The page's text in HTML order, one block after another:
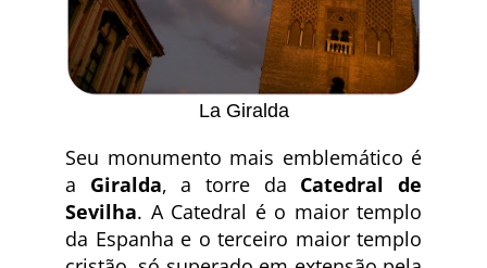
La Giralda
Seu monumento mais emblemático é
a Giralda, a torre da Catedral de
Sevilha. A Catedral é o maior templo
da Espanha e o terceiro maior templo